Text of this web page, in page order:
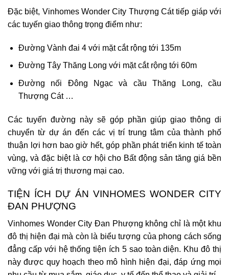
Đặc biệt, Vinhomes Wonder City Thượng Cát tiếp giáp với
các tuyến giao thông trọng điểm như:
Đường Vành đai 4 với mặt cắt rộng tới 135m
Đường Tây Thăng Long với mặt cắt rộng tới 60m
Đường nối Đông Ngạc và cầu Thăng Long, cầu
Thượng Cát …
Các tuyến đường này sẽ góp phần giúp giao thông di
chuyển từ dự án đến các vị trí trung tâm của thành phố
thuận lợi hơn bao giờ hết, góp phần phát triển kinh tế toàn
vùng, và đặc biệt là cơ hội cho Bất động sản tăng giá bền
vững với giá trị thương mại cao.
TIỆN ÍCH DỰ ÁN VINHOMES WONDER CITY
ĐAN PHƯỢNG
Vinhomes Wonder City Đan Phượng không chỉ là một khu
đô thị hiện đại mà còn là biểu tượng của phong cách sống
đẳng cấp với hệ thống tiện ích 5 sao toàn diện. Khu đô thị
này được quy hoạch theo mô hình hiện đại, đáp ứng mọi